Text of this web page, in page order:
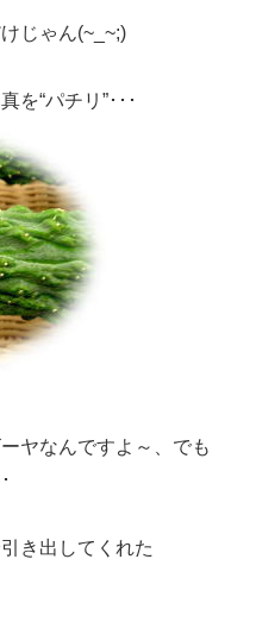
じゃん(~_~;)
を“パチリ”･･･
ヤなんですよ～、でも
き出してくれた